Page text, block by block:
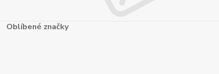
Oblíbené značky